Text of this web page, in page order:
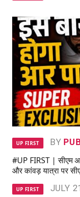
UP FIRST BY
#UP FIRST | सीएम
और कांवड़ यात्रा पर
UP FIRST JULY